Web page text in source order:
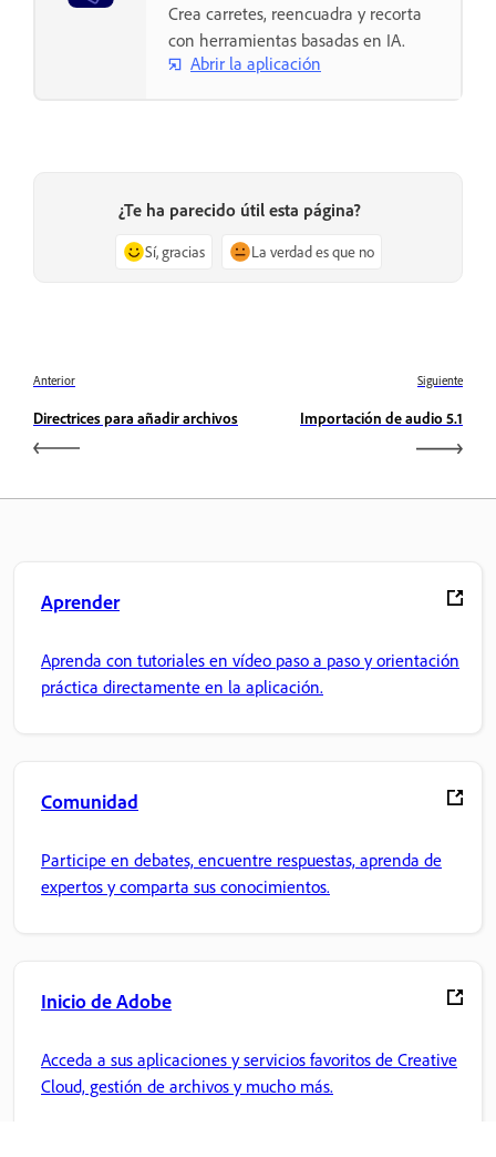
Crea carretes, reencuadra y recorta
con herramientas basadas en IA.
Abrir la aplicación
¿Te ha parecido útil esta página?
Sí, gracias La verdad es que no
Anterior
Directrices para añadir archivos
Siguiente
Importación de audio 5.1
Aprender
Aprenda con tutoriales en vídeo paso a paso y orientación
práctica directamente en la aplicación.
Comunidad
Participe en debates, encuentre respuestas, aprenda de
expertos y comparta sus conocimientos.
Inicio de Adobe
Acceda a sus aplicaciones y servicios favoritos de Creative
Cloud, gestión de archivos y mucho más.